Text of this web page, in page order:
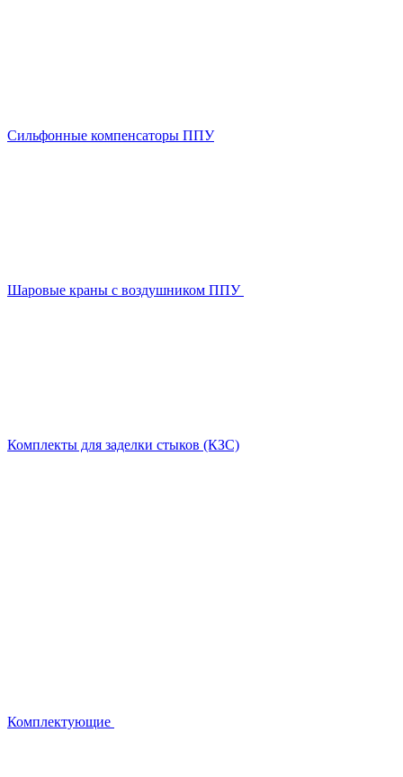
Сильфонные компенсаторы ППУ
Шаровые краны с воздушником ППУ
Комплекты для заделки стыков (КЗС)
Комплектующие